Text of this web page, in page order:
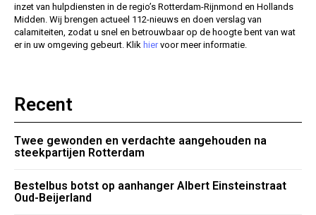
inzet van hulpdiensten in de regio’s Rotterdam-Rijnmond en Hollands
Midden. Wij brengen actueel 112-nieuws en doen verslag van
calamiteiten, zodat u snel en betrouwbaar op de hoogte bent van wat
er in uw omgeving gebeurt. Klik hiervoor meer informatie.
Recent
Twee gewonden en verdachte aangehouden na
steekpartijen Rotterdam
Bestelbus botst op aanhanger Albert Einsteinstraat
Oud-Beijerland